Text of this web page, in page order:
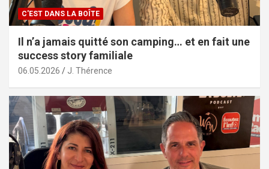
C'EST DANS LA BOÎTE
Il n’a jamais quitté son camping… et en fait une
success story familiale
06.05.2026 J. Thérence